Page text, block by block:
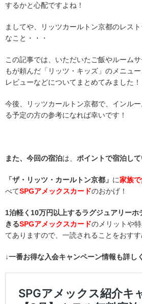
するかと心配ですよね！
ましてや、リッツカールトン京都のレス
なこと・・・
この記事では、いただいたご飯やルーム
もが頼んだ「リッツ・キッズ」のメニュ
レビューなどについてまとめてみました！
今後、リッツカールトン京都で、インル
る予定の方の参考になれば幸いです！
また、今回の宿泊は、 ポイントで宿泊し
「ザ・リッツ・カールトン京都」 に家族
べてSPGアメックスカードのおかげ！
1泊軽く10万円以上するラグジュアリー
きるSPGアメックスカードのメリットや
てありますので、一読されることをおすす
↓一番お得な入会キャンペーン情報も詳し